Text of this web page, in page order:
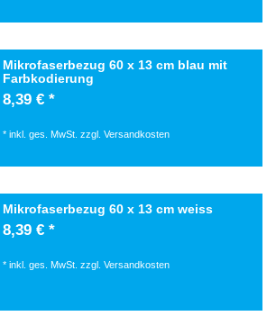
Mikrofaserbezug 60 x 13 cm blau mit
Farbkodierung
8,39 € *
* inkl. ges. MwSt. zzgl. Versandkosten
Mikrofaserbezug 60 x 13 cm weiss
8,39 € *
* inkl. ges. MwSt. zzgl. Versandkosten